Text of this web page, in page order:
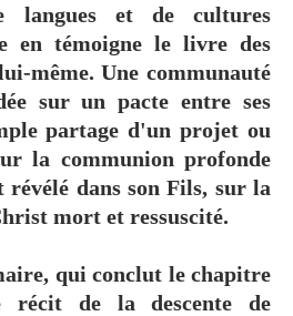
langues et de cultures
en témoigne le livre des
même. Une communauté
sur un pacte entre ses
partage d'un projet ou
la communion profonde
révélé dans son Fils, sur la
mort et ressuscité.
qui conclut le chapitre
récit de la descente de